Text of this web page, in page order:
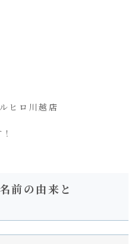
ヒロ川越店
前の由来と